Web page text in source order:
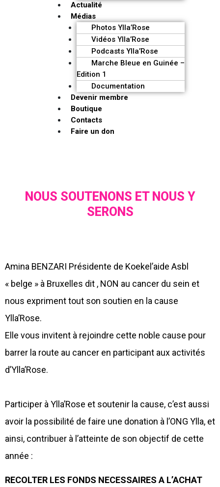
Actualité
Médias
Photos Ylla’Rose
Vidéos Ylla’Rose
Podcasts Ylla’Rose
Marche Bleue en Guinée –
Edition 1
Documentation
Devenir membre
Boutique
Contacts
Faire un don
NOUS SOUTENONS ET NOUS Y
SERONS
Amina BENZARI Présidente de Koekel’aide Asbl
« belge » à Bruxelles dit , NON au cancer du sein et
nous expriment tout son soutien en la cause
Ylla’Rose.
Elle vous invitent à rejoindre cette noble cause pour
barrer la route au cancer en participant aux activités
d’Ylla’Rose.
Participer à Ylla’Rose et soutenir la cause, c’est aussi
avoir la possibilité de faire une donation à l’ONG Ylla, et
ainsi, contribuer à l’atteinte de son objectif de cette
année :
RECOLTER LES FONDS NECESSAIRES A L’ACHAT